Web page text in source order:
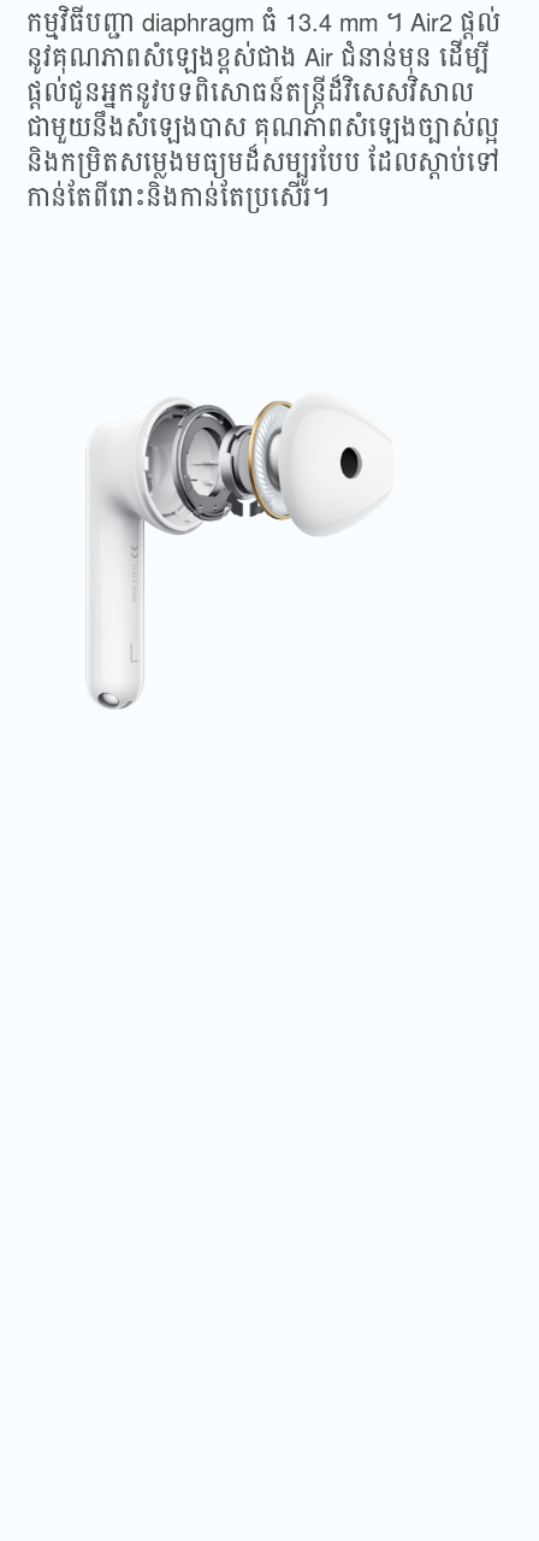
កម្មវិធីបញ្ជា diaphragm ធំ 13.4 mm ។ Air2 ផ្ដល់
នូវគុណភាពសំឡេងខ្ពស់ជាង Airជំនាន់មុន ដើម្បី
ផ្ដល់ជូនអ្នកនូវបទពិសោធន៍តន្ត្រីដ៏វិសេសវិសាល
ជាមួយនឹងសំឡេងបាសគុណភាពសំឡេងច្បាស់ល្អ
និងកម្រិតសម្លេងមធ្យមដ៏សម្បូរបែប ដែលស្តាប់ទៅ
កាន់តែពីរោះនិងកាន់តែប្រសើរ។